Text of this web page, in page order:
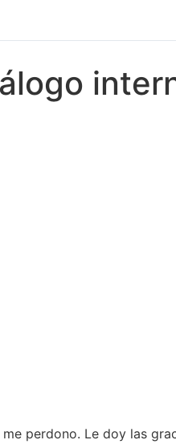
me perdono. Le doy las